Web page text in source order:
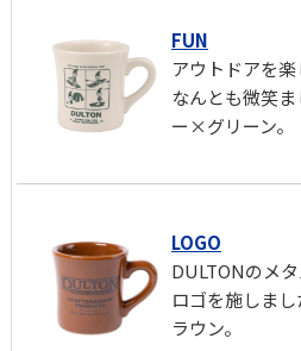
FUN
アウトドアを
なんとも微笑
ー×グリーン。
LOGO
DULTONのメ
ロゴを施しま
ラウン。